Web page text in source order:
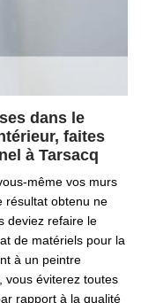
dans le
faites
à Tarsacq
même vos murs
résultat obtenu ne
deviez refaire le
de matériels pour la
à un peintre
vous éviterez toutes
rapport à la qualité